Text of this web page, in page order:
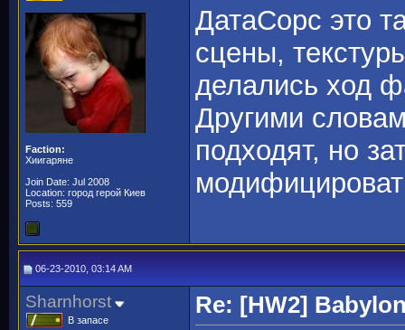
Faction:
Хиигаряне
Join Date: Jul 2008
Location: город герой Киев
Posts: 559
ДатаСорс это
сцены,
делались ход
Другими
подходят, но
06-23-2010, 03:14 AM
Sharnhorst
В запасе
Re: [HW2]